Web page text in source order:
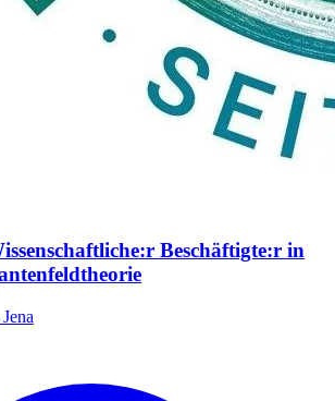
Beschäftigte:r in